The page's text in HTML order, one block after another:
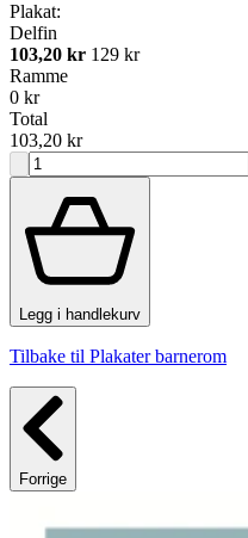
Plakat:
Delfin
103,20 kr 129 kr
Ramme
0 kr
Total
103,20 kr
Legg i handlekurv
Tilbake til Plakater barnerom
Forrige